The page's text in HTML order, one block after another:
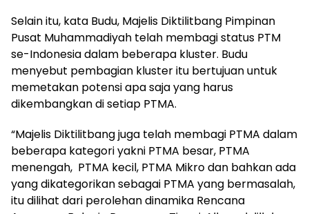
Selain itu, kata Budu, Majelis Diktilitbang Pimpinan
Pusat Muhammadiyah telah membagi status PTM
se-Indonesia dalam beberapa kluster. Budu
menyebut pembagian kluster itu bertujuan untuk
memetakan potensi apa saja yang harus
dikembangkan di setiap PTMA.
“Majelis Diktilitbang juga telah membagi PTMA dalam
beberapa kategori yakni PTMA besar, PTMA
menengah, PTMA kecil, PTMA Mikro dan bahkan ada
yang dikategorikan sebagai PTMA yang bermasalah,
itu dilihat dari perolehan dinamika Rencana